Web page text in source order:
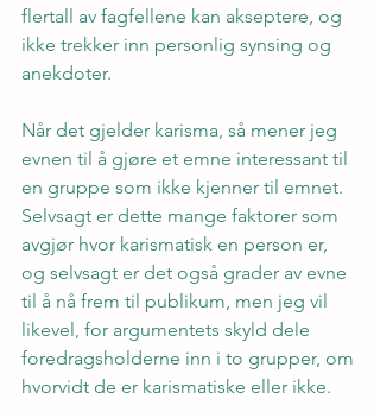
flertall av fagfellene kan akseptere, og
ikke trekker inn personlig synsing og
anekdoter.
Når det gjelder karisma, så mener jeg
evnen til å gjøre et emne interessant til
en gruppe som ikke kjenner til emnet.
Selvsagt er dette mange faktorer som
avgjør hvor karismatisk en person er,
og selvsagt er det også grader av evne
til å nå frem til publikum, men jeg vil
likevel, for argumentets skyld dele
foredragsholderne inn i to grupper, om
hvorvidt de er karismatiske eller ikke.